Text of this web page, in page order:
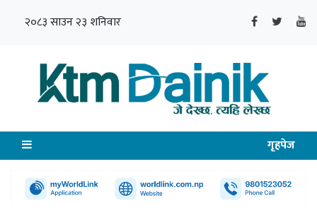
२०८३ साउन २३ शनिवार
गृहपेज